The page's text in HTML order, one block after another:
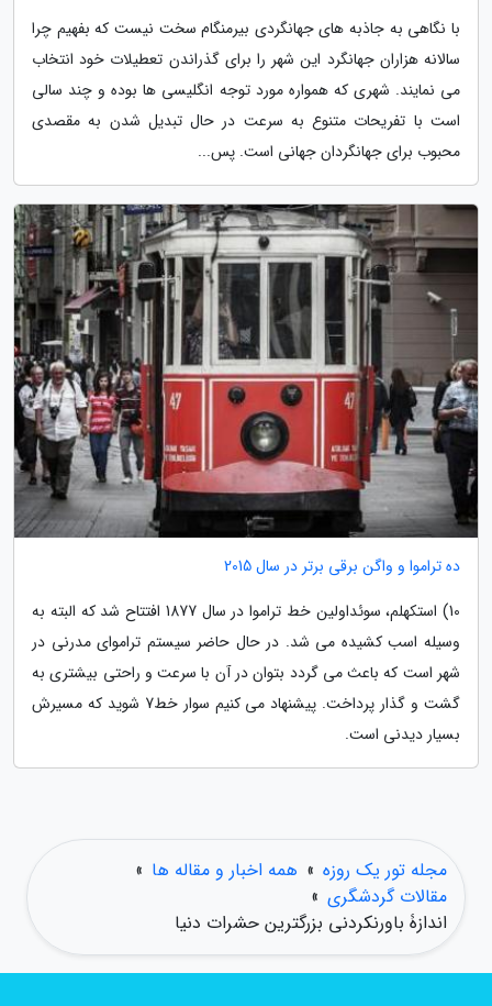
با نگاهی به جاذبه های جهانگردی بیرمنگام سخت نیست که بفهیم چرا
سالانه هزاران جهانگرد این شهر را برای گذراندن تعطیلات خود انتخاب
می نمایند. شهری که همواره مورد توجه انگلیسی ها بوده و چند سالی
است با تفریحات متنوع به سرعت در حال تبدیل شدن به مقصدی
محبوب برای جهانگردان جهانی است. پس...
ده تراموا و واگن برقی برتر در سال 2015
10) استکهلم، سوئداولین خط تراموا در سال 1877 افتتاح شد که البته به
وسیله اسب کشیده می شد. در حال حاضر سیستم تراموای مدرنی در
شهر است که باعث می گردد بتوان در آن با سرعت و راحتی بیشتری به
گشت و گذار پرداخت. پیشنهاد می کنیم سوار خط7 شوید که مسیرش
بسیار دیدنی است.
مجله تور یک روزه » همه اخبار و مقاله ها »
مقالات گردشگری »
اندازۀ باورنکردنی بزرگترین حشرات دنیا